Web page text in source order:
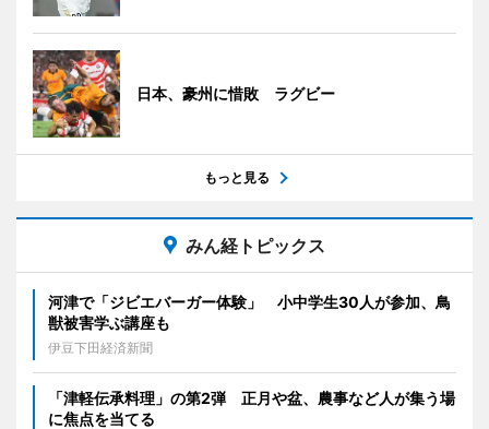
日本、豪州に惜敗 ラグビー
もっと見る
みん経トピックス
河津で「ジビエバーガー体験」 小中学生30人が参加、鳥
獣被害学ぶ講座も
伊豆下田経済新聞
「津軽伝承料理」の第2弾 正月や盆、農事など人が集う場
に焦点を当てる